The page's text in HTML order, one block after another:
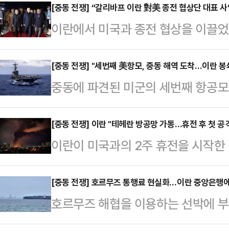
빠르면 이날 밤 소규모 수행단과 함
다고 밝혔다. 로이터는 “미국과 2
있다”며 “회담을 위해 미국 보안팀
황”이라고 설명했다.다만 관영
파키스탄 방문을 보도하면서도 2
는 “아라그치 장관이 2…
[중동 전쟁] “갈리바프 이란 對美 종전 협상단 대표
이란에서 미국과 종전 협상을 이끌
의장이 협상단 대표 자리에서 사임
혁명수비대(IRGC)의 목소리가 커
자리에서 물러난 것이 사실로 확인
는 관측이 나온다.이스라엘 타임스
널 12 방송은 23일(현지시간) “갈
에서 사임했다”고 밝혔다. 그는 미
히디 혁명수비대 총사…
[중동 전쟁] "세번째 美항모, 중동 해역 도착…이란
중동에 파견된 미군의 세번째 항공
도착했다고 AP통신이 보도했다.중
소셜미디어(SNS) 엑스(X·옛 트위
4월 23일 중부사령부 책임 구역인
이 배치된 항모가 항해하고 있는
버지니아주 노퍽 기지에서 중동으
화국 희망봉 부근을 지난 것으로 알
여하는 항모는 …
[중동 전쟁] 이란 "테헤란 방공망 가동…휴전 후 첫 공
이란이 미국과의 2주 휴전을 시작
활동이 감지됐다고 밝혔다.관영
시간) 저녁 테헤란 동부와 서부 지
다. 이후 테헤란 여러 곳에서 적대
가동된 것으로 알려졌다.다만 사상
[중동 전쟁] 호르무즈 통행료 현실화…이란 중앙은행
호르무즈 해협을 이용하는 선박에
처음으로 이란중앙은행에 예치된